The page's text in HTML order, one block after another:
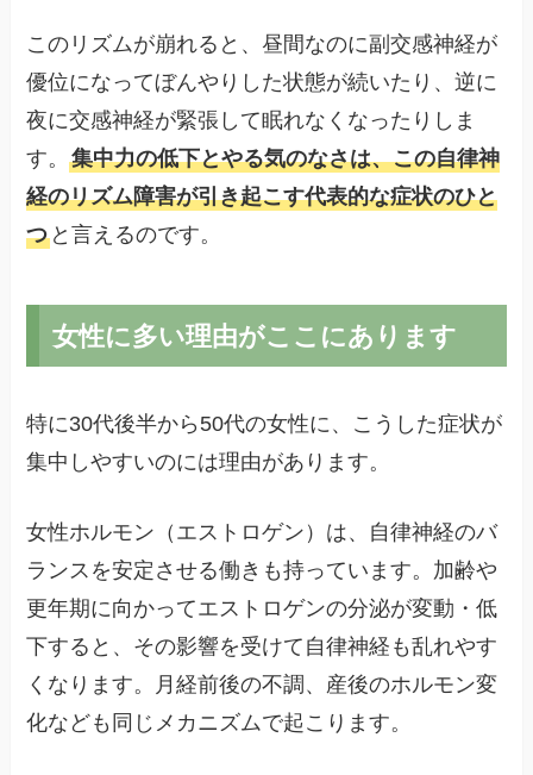
このリズムが崩れると、昼間なのに副交感神経が
優位になってぼんやりした状態が続いたり、逆に
夜に交感神経が緊張して眠れなくなったりしま
す。集中力の低下とやる気のなさは、この自律神
経のリズム障害が引き起こす代表的な症状のひと
つ と言えるのです。
女性に多い理由がここにあります
特に30代後半から50代の女性に、こうした症状が
集中しやすいのには理由があります。
女性ホルモン（エストロゲン）は、自律神経のバ
ランスを安定させる働きも持っています。加齢や
更年期に向かってエストロゲンの分泌が変動・低
下すると、その影響を受けて自律神経も乱れやす
くなります。月経前後の不調、産後のホルモン変
化なども同じメカニズムで起こります。